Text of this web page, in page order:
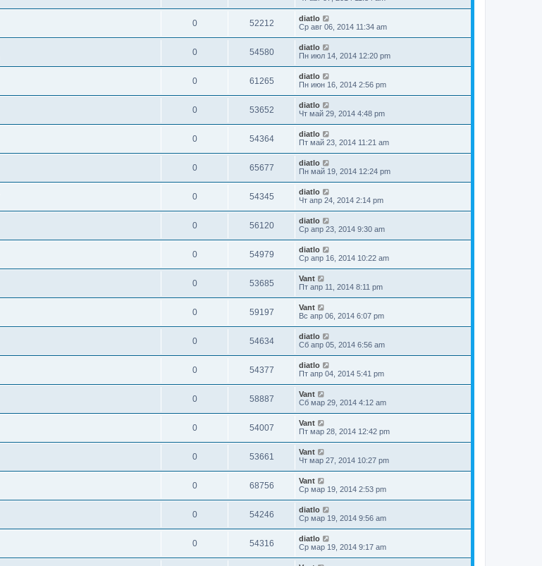
0 52212
diatlo
Ср авг 06, 2014 11:34 am
0 54580
diatlo
Пн июл 14, 2014 12:20 pm
0 61265
diatlo
Пн июн 16, 2014 2:56 pm
0 53652
diatlo
Чт май 29, 2014 4:48 pm
0 54364
diatlo
Пт май 23, 2014 11:21 am
0 65677
diatlo
Пн май 19, 2014 12:24 pm
0 54345
diatlo
Чт апр 24, 2014 2:14 pm
0 56120
diatlo
Ср апр 23, 2014 9:30 am
0 54979
diatlo
Ср апр 16, 2014 10:22 am
0 53685
Vant
Пт апр 11, 2014 8:11 pm
0 59197
Vant
Вс апр 06, 2014 6:07 pm
0 54634
diatlo
Сб апр 05, 2014 6:56 am
0 54377
diatlo
Пт апр 04, 2014 5:41 pm
0 58887
Vant
Сб мар 29, 2014 4:12 am
0 54007
Vant
Пт мар 28, 2014 12:42 pm
0 53661
Vant
Чт мар 27, 2014 10:27 pm
0 68756
Vant
Ср мар 19, 2014 2:53 pm
0 54246
diatlo
Ср мар 19, 2014 9:56 am
0 54316
diatlo
Ср мар 19, 2014 9:17 am